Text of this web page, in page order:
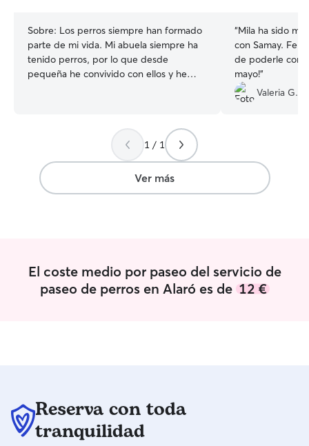
Sobre: Los perros siempre han formado
parte de mi vida. Mi abuela siempre ha
tenido perros, por lo que desde
pequeña he convivido con ellos y he
mi bulldog francés, Paco, al que cuidé
con muchísimo cariño hasta que falleció
hace cinco años. También he cuidado los
perros de familiares y amigos cuando lo
han necesitado. Soy una persona
adapto a las rutinas de cada mascota y
mantengo informados a sus dueños con
adapto a sus horarios de paseo,
alimentación y descanso, procurando
que mantengan su rutina habitual para
“Mila ha sido
con Samay.
de poderle
mayo!”
Valeria G.
1 / 1
Ver más
El coste medio por paseo del servicio de
paseo de perros en Alaró es de 12 €
Reserva con toda
tranquilidad